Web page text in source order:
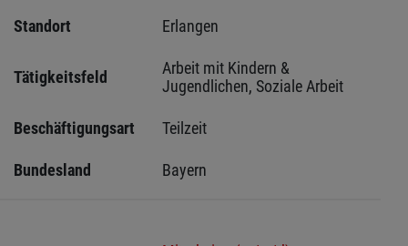
Standort
Erlangen
Tätigkeitsfeld
Arbeit mit Kindern &
Jugendlichen, Soziale Arbeit
Beschäftigungsart Teilzeit
Bundesland Bayern